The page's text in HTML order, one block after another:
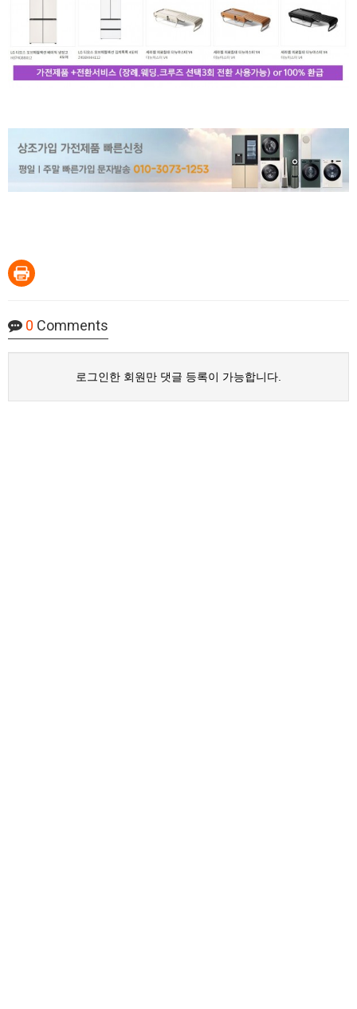
0 Comments
로그인한 회원만 댓글 등록이 가능합니다.